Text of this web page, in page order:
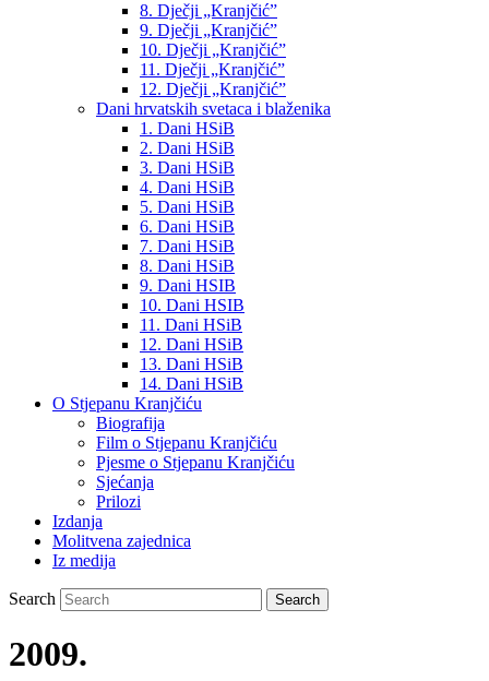
8. Dječji „Kranjčić”
9. Dječji „Kranjčić”
10. Dječji „Kranjčić”
11. Dječji „Kranjčić”
12. Dječji „Kranjčić”
Dani hrvatskih svetaca i blaženika
1. Dani HSiB
2. Dani HSiB
3. Dani HSiB
4. Dani HSiB
5. Dani HSiB
6. Dani HSiB
7. Dani HSiB
8. Dani HSiB
9. Dani HSIB
10. Dani HSIB
11. Dani HSiB
12. Dani HSiB
13. Dani HSiB
14. Dani HSiB
O Stjepanu Kranjčiću
Biografija
Film o Stjepanu Kranjčiću
Pjesme o Stjepanu Kranjčiću
Sjećanja
Prilozi
Izdanja
Molitvena zajednica
Iz medija
Search
2009.